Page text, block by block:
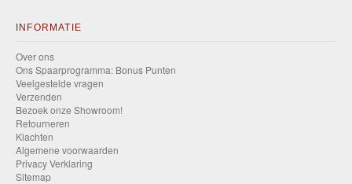
INFORMATIE
Over ons
Ons Spaarprogramma: Bonus Punten
Veelgestelde vragen
Verzenden
Bezoek onze Showroom!
Retourneren
Klachten
Algemene voorwaarden
Privacy Verklaring
Sitemap